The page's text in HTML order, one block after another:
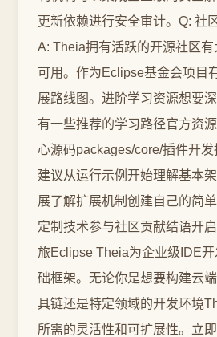
更新依赖进行安全审计。Q: 社
A: Theia拥有活跃的开源社区
可用。作为Eclipse基金会项目
展路线图。进阶学习资源想要
有一些推荐的学习路径官方资
心源码packages/core/插件开
建议从运行示例开始理解基本
展了解扩展机制创建自己的简
定制技术参与社区贡献结语开
旅Eclipse Theia为企业级IDE
础框架。无论你是想要构建云
具链还是特定领域的开发环境
所需的灵活性和可扩展性。立